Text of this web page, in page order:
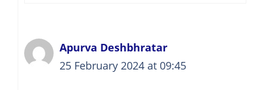
Apurva Deshbhratar
25 February 2024 at 09:45